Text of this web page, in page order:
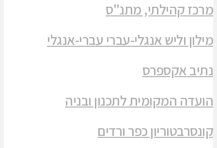
מרכז קהילתי, מתנ"ס
מילון וליש אנגלי-עברי עברי-אנגלי
נתיב אקספרס
הועדה המקומית לתכנון ובניה
קונסרבטוריון כפר ורדים